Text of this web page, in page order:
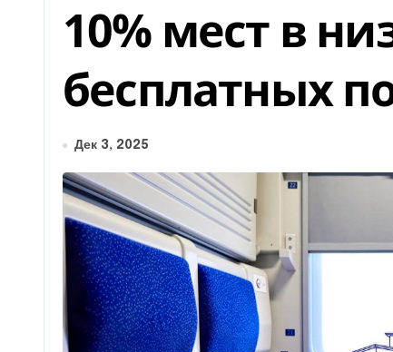
10% мест в
бесплатных
Дек 3, 2025